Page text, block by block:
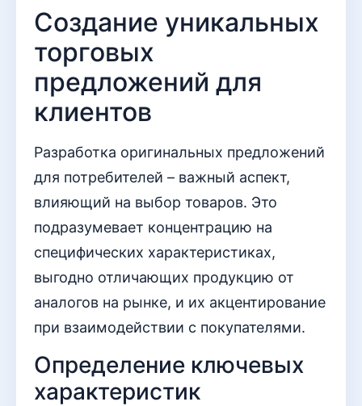
Создание уникальных
торговых
предложений для
клиентов
Разработка оригинальных предложений
для потребителей – важный аспект,
влияющий на выбор товаров. Это
подразумевает концентрацию на
специфических характеристиках,
выгодно отличающих продукцию от
аналогов на рынке, и их акцентирование
при взаимодействии с покупателями.
Определение ключевых
характеристик